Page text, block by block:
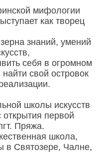
мифологии
как творец
знаний, умений
себя в огромном
свой островок
школы искусств
открытия первой
Пряжа.
школа,
в Святозере, Чалне,